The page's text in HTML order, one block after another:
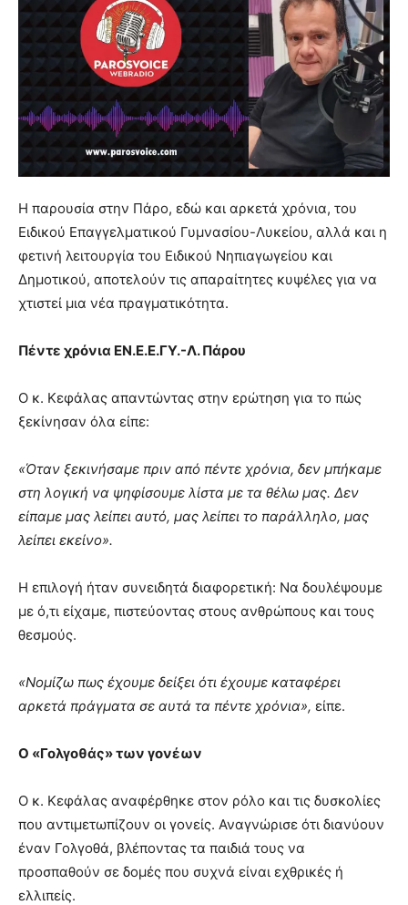
Η παρουσία στην Πάρο, εδώ και αρκετά χρόνια, του
Ειδικού Επαγγελματικού Γυμνασίου-Λυκείου, αλλά και η
φετινή λειτουργία του Ειδικού Νηπιαγωγείου και
Δημοτικού, αποτελούν τις απαραίτητες κυψέλες για να
χτιστεί μια νέα πραγματικότητα.
Πέντε χρόνια ΕΝ.Ε.Ε.ΓΥ.-Λ. Πάρου
Ο κ. Κεφάλας απαντώντας στην ερώτηση για το πώς
ξεκίνησαν όλα είπε:
«Όταν ξεκινήσαμε πριν από πέντε χρόνια, δεν μπήκαμε
στη λογική να ψηφίσουμε λίστα με τα θέλω μας. Δεν
είπαμε μας λείπει αυτό, μας λείπει το παράλληλο, μας
λείπει εκείνο».
Η επιλογή ήταν συνειδητά διαφορετική: Να δουλέψουμε
με ό,τι είχαμε, πιστεύοντας στους ανθρώπους και τους
θεσμούς.
«Νομίζω πως έχουμε δείξει ότι έχουμε καταφέρει
αρκετά πράγματα σε αυτά τα πέντε χρόνια», είπε.
Ο «Γολγοθάς» των γονέων
Ο κ. Κεφάλας αναφέρθηκε στον ρόλο και τις δυσκολίες
που αντιμετωπίζουν οι γονείς. Αναγνώρισε ότι διανύουν
έναν Γολγοθά, βλέποντας τα παιδιά τους να
προσπαθούν σε δομές που συχνά είναι εχθρικές ή
ελλιπείς.